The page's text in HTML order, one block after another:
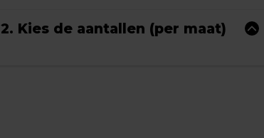
2. Kies de aantallen (per maat)